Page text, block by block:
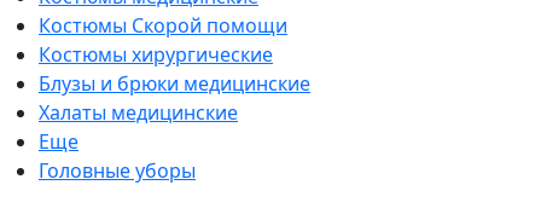
Костюмы Скорой помощи
Костюмы хирургические
Блузы и брюки медицинские
Халаты медицинские
Еще
Головные уборы